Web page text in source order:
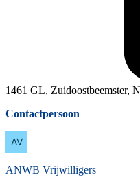
1461 GL, Zuidoostbeemster,
Contactpersoon
ANWB Vrijwilligers